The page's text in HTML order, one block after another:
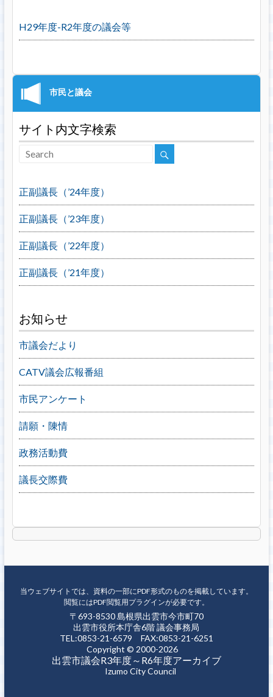
H29年度-R2年度の議会等
サイト内文字検索
正副議長（’24年度）
正副議長（’23年度）
正副議長（’22年度）
正副議長（’21年度）
お知らせ
市議会だより
CATV議会広報番組
市民アンケート
請願・陳情
政務活動費
議長交際費
当ウェブサイトでは、資料の一部にPDF形式のものを掲載しています。
閲覧にはPDF閲覧用プラグインが必要です。
〒693-8530 島根県出雲市今市町70
出雲市役所本庁舎6階 議会事務局
TEL:0853-21-6579 FAX:0853-21-6251
Copyright © 2000-2026
出雲市議会R3年度～R6年度アーカイブ
Izumo City Council